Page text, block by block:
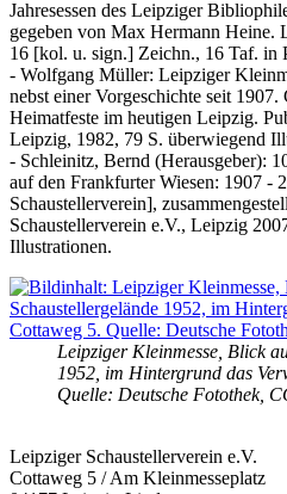
Jahresessen des Leipziger
gegeben von Max Hermann Heine.
16 [kol. u. sign.] Zeichn., 16 Taf. in
- Wolfgang Müller: Leipziger
nebst einer Vorgeschichte seit
Heimatfeste im heutigen Leipzig.
Leipzig, 1982, 79 S. überwiegend
- Schleinitz, Bernd (Herausgeber):
auf den Frankfurter Wiesen: 1907 -
Schaustellerverein],
Schaustellerverein e.V., Leipzig
Illustrationen.
Leipziger Kleinmesse, Blick
1952, im Hintergrund das
Quelle: Deutsche Fotothek,
Leipziger Schaustellerverein e.V.
Cottaweg 5 / Am Kleinmesseplatz